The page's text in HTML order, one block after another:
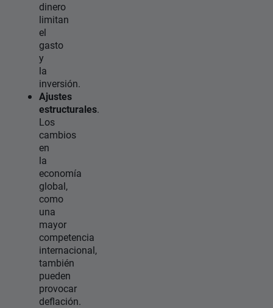
dinero
limitan
el
gasto
y
la
inversión.
Ajustes
estructurales.
Los
cambios
en
la
economía
global,
como
una
mayor
competencia
internacional,
también
pueden
provocar
deflación.